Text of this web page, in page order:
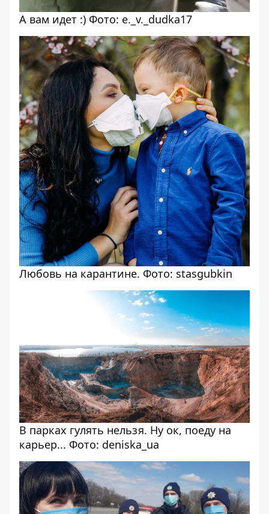
А вам идет :) Фото: e._v._dudka17
Любовь на карантине. Фото: stasgubkin
В парках гулять нельзя. Ну ок, поеду на
карьер... Фото: deniska_ua